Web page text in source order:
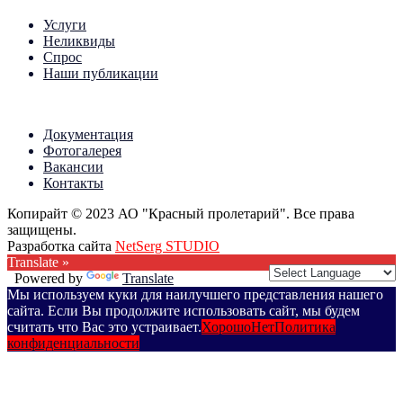
Услуги
Неликвиды
Спрос
Наши публикации
Документация
Фотогалерея
Вакансии
Контакты
Копирайт © 2023 АО "Красный пролетарий". Все права
защищены.
Разработка сайта NetSerg STUDIO
Translate »
Powered by
Translate
Мы используем куки для наилучшего представления нашего
сайта. Если Вы продолжите использовать сайт, мы будем
считать что Вас это устраивает.ХорошоНетПолитика
конфиденциальности